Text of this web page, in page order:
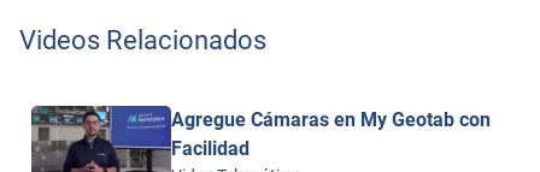
Videos Relacionados
Agregue Cámaras en My Geotab con
Facilidad